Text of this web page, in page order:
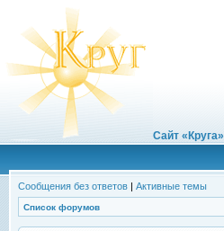
Сайт «Круга»
Сообщения без ответов | Активные темы
Список форумов